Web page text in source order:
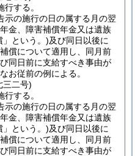
する。
示の施行の日の属する月の翌
金、障害補償年金又は遺族
」という。)及び同日以後に
償について適用し、同月前
同日前に支給すべき事由が
お従前の例による。
三二号)
する。
示の施行の日の属する月の翌
金、障害補償年金又は遺族
」という。)及び同日以後に
償について適用し、同月前
同日前に支給すべき事由が